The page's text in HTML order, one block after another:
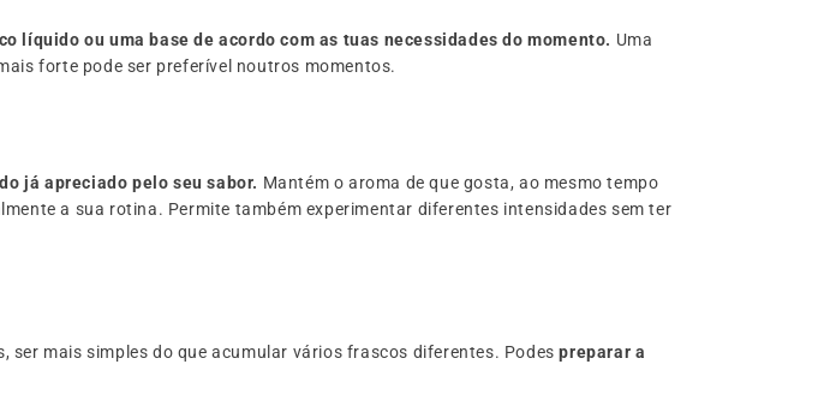
líquido ou uma base de acordo com as tuas necessidades do momento. Uma
forte pode ser preferível noutros momentos.
já apreciado pelo seu sabor. Mantém o aroma de que gosta, ao mesmo tempo
a sua rotina. Permite também experimentar diferentes intensidades sem ter
ser mais simples do que acumular vários frascos diferentes. Podespreparar a